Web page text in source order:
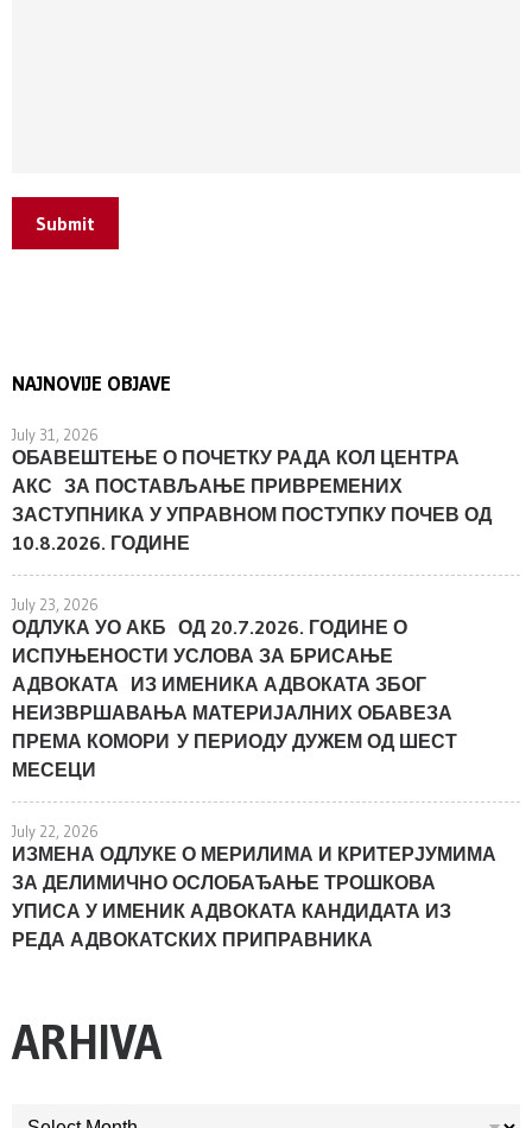
Submit
NAJNOVIJE OBJAVE
July 31, 2026
ОБАВЕШТЕЊЕ О ПОЧЕТКУ РАДА КОЛ ЦЕНТРА
АКС ЗА ПОСТАВЉАЊЕ ПРИВРЕМЕНИХ
ЗАСТУПНИКА У УПРАВНОМ ПОСТУПКУ ПОЧЕВ ОД
10.8.2026. ГОДИНЕ
July 23, 2026
ОДЛУКА УО АКБ ОД 20.7.2026. ГОДИНЕ О
ИСПУЊЕНОСТИ УСЛОВА ЗА БРИСАЊЕ
АДВОКАТА ИЗ ИМЕНИКА АДВОКАТА ЗБОГ
НЕИЗВРШАВАЊА МАТЕРИЈАЛНИХ ОБАВЕЗА
ПРЕМА КОМОРИ У ПЕРИОДУ ДУЖЕМ ОД ШЕСТ
МЕСЕЦИ
July 22, 2026
ИЗМЕНА ОДЛУКЕ О МЕРИЛИМА И КРИТЕРЈУМИМА
ЗА ДЕЛИМИЧНО ОСЛОБАЂАЊЕ ТРОШКОВА
УПИСА У ИМЕНИК АДВОКАТА КАНДИДАТА ИЗ
РЕДА АДВОКАТСКИХ ПРИПРАВНИКА
ARHIVA
ARHIVA